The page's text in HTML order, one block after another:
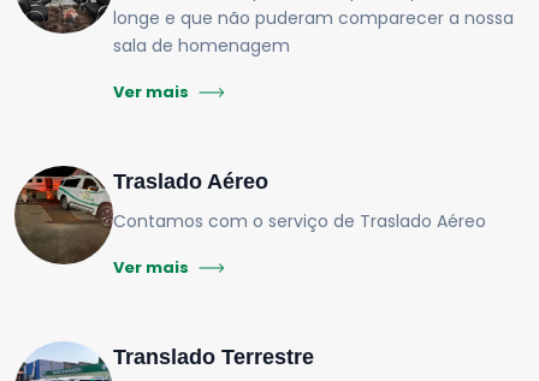
longe e que não puderam comparecer a nossa
sala de homenagem
Ver mais
Traslado Aéreo
Contamos com o serviço de Traslado Aéreo
Ver mais
Translado Terrestre